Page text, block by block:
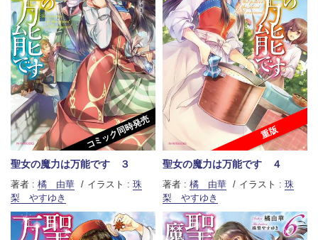
コミック同時発売
聖女の魔力は万能です ３
著者 : 橘 由華 イラスト : 珠
梨 やすゆき
重版
聖女の魔力は万能です ４
著者 : 橘 由華 イラスト : 珠
梨 やすゆき